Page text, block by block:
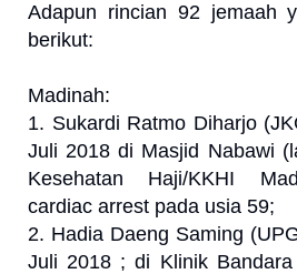
Adapun rincian 92 jemaah
berikut:
Madinah:
1. Sukardi Ratmo Diharjo
Juli 2018 di Masjid Nabawi
Kesehatan Haji/KKHI
cardiac arrest pada usia 59;
2. Hadia Daeng Saming
Juli 2018 ; di Klinik Bandara